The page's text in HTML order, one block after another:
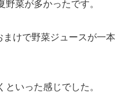
菜が多かったです。
けで野菜ジュースが一本
いった感じでした。